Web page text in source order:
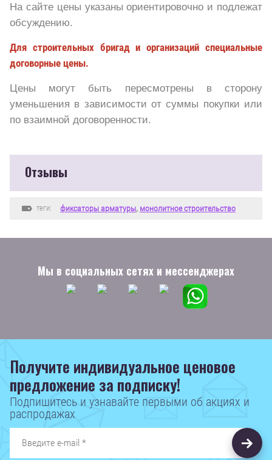
На сайте цены указаны ориентировочно и подлежат
обсуждению.
Для строительных бригад и организаций специальные
договорные цены.
Цены могут быть пересмотрены в сторону
уменьшения в зависимости от суммы покупки или
по взаимной договоренности.
Отзывы
теги: фиксаторы арматуры, монолитное строительство
Мы в социальных сетях и мессенджерах
Получите индивидуальное ценовое
предложение за подписку!
Подпишитесь и узнавайте первыми об акциях и
распродажах